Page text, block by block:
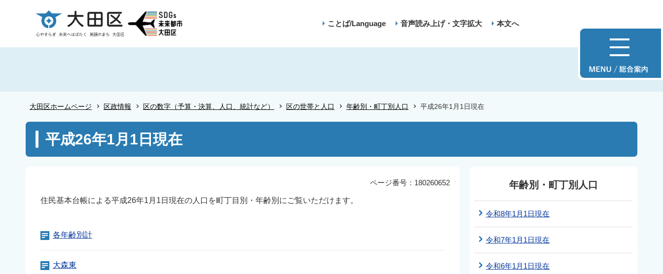
ー
ことば/Language 音声読み上げ・文字拡大 本文へ
大田区ホームページ 区政情報 区の数字（予算・決算、人口、統計など） 区の世帯と人口 年齢別・町丁別人口 平成26年1月1日現在
こ
平成26年1月1日現在
ページ番号：180260652
住民基本台帳による平成26年1月1日現在の人口を町丁目別・年齢別にご覧いただけます。
各年齢別計
大森東
年齢別・町丁別人口
令和8年1月1日現在
令和7年1月1日現在
令和6年1月1日現在